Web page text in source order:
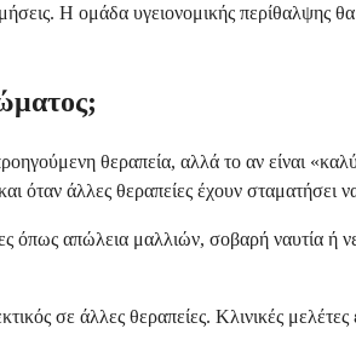
Η ομάδα υγειονομικής περίθαλψης
θεραπεία, αλλά το αν είναι
όταν άλλες θεραπείες έχουν σταματήσει
όπως απώλεια μαλλιών, σοβαρή ναυτία ή
σε άλλες θεραπείες. Κλινικές μελέτες